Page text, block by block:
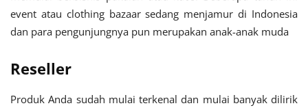
event atau clothing bazaar sedang menjamur di Indonesia
dan para pengunjungnya pun merupakan anak-anak muda
Reseller
Produk Anda sudah mulai terkenal dan mulai banyak dilirik